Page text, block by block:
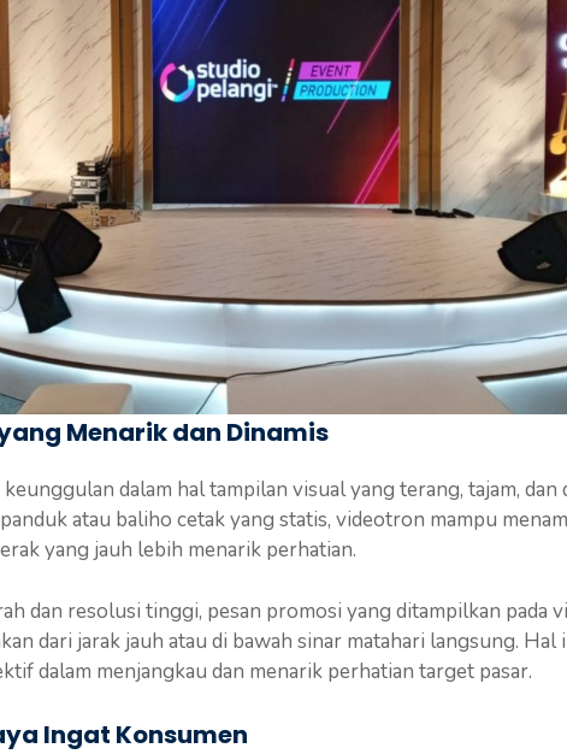
Menarik dan Dinamis
dalam hal tampilan visual yang terang, tajam, dan
atau baliho cetak yang statis, videotron mampu
yang jauh lebih menarik perhatian.
dan resolusi tinggi, pesan promosi yang ditampilkan pada
dari jarak jauh atau di bawah sinar matahari langsung. Hal
dalam menjangkau dan menarik perhatian target pasar.
Ingat Konsumen